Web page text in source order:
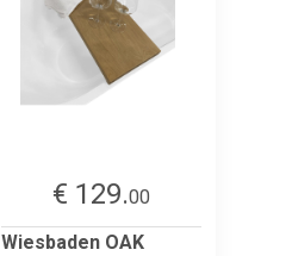
€ 129.00
Wiesbaden OAK